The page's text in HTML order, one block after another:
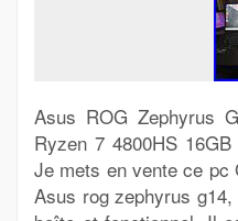
Asus ROG Zephyrus
Ryzen 7 4800HS
Je mets en vente ce pc
Asus rog zephyrus